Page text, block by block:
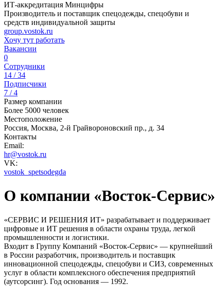
ИТ-аккредитация Минцифры
Производитель и поставщик спецодежды, спецобуви и
средств индивидуальной защиты
group.vostok.ru
Хочу тут работать
Вакансии
0
Сотрудники
14 / 34
Подписчики
7 / 4
Размер компании
Более 5000 человек
Местоположение
Россия, Москва, 2-й Грайвороновский пр., д. 34
Контакты
Email:
hr@vostok.ru
VK:
vostok_spetsodegda
О компании «Восток-Сервис»
«СЕРВИС И РЕШЕНИЯ ИТ» разрабатывает и поддерживает
цифровые и ИТ решения в области охраны труда, легкой
промышленности и логистики.
Входит в Группу Компаний «Восток-Сервис» — крупнейший
в России разработчик, производитель и поставщик
инновационной спецодежды, спецобуви и СИЗ, современных
услуг в области комплексного обеспечения предприятий
(аутсорсинг). Год основания — 1992.